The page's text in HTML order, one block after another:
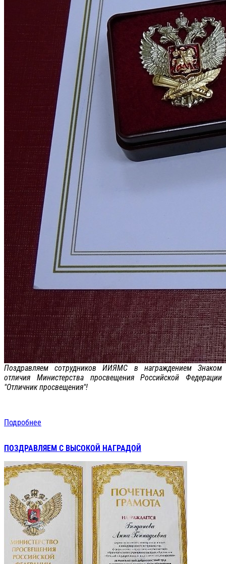
Поздравляем сотрудников ИИЯМС в награждением Знаком
отличия Министерства просвещения Российской Федерации
"Отличник просвещения"!
Подробнее
ПОЗДРАВЛЯЕМ С ВЫСОКОЙ НАГРАДОЙ